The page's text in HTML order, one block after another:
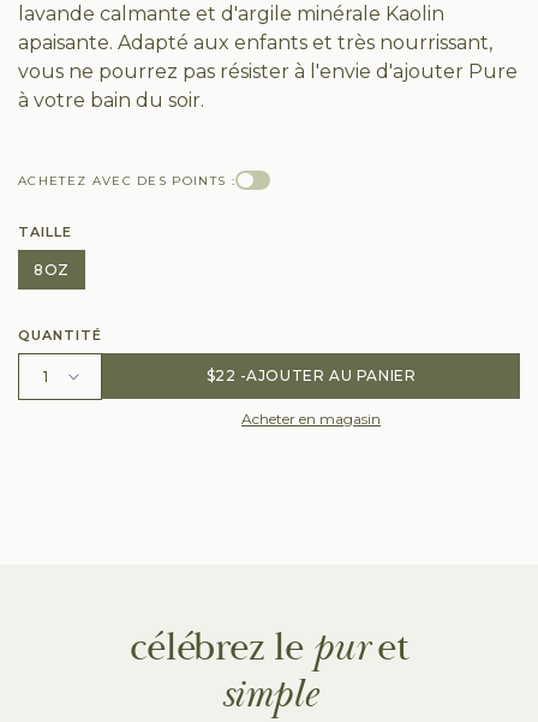
lavande calmante et d'argile minérale Kaolin
apaisante. Adapté aux enfants et très nourrissant,
vous ne pourrez pas résister à l'envie d'ajouter Pure
à votre bain du soir.
ACHETEZ AVEC DES POINTS :
TAILLE
8OZ
QUANTITÉ
$22 AJOUTER AU PANIER
Acheter en magasin
célébrez le puret
simple